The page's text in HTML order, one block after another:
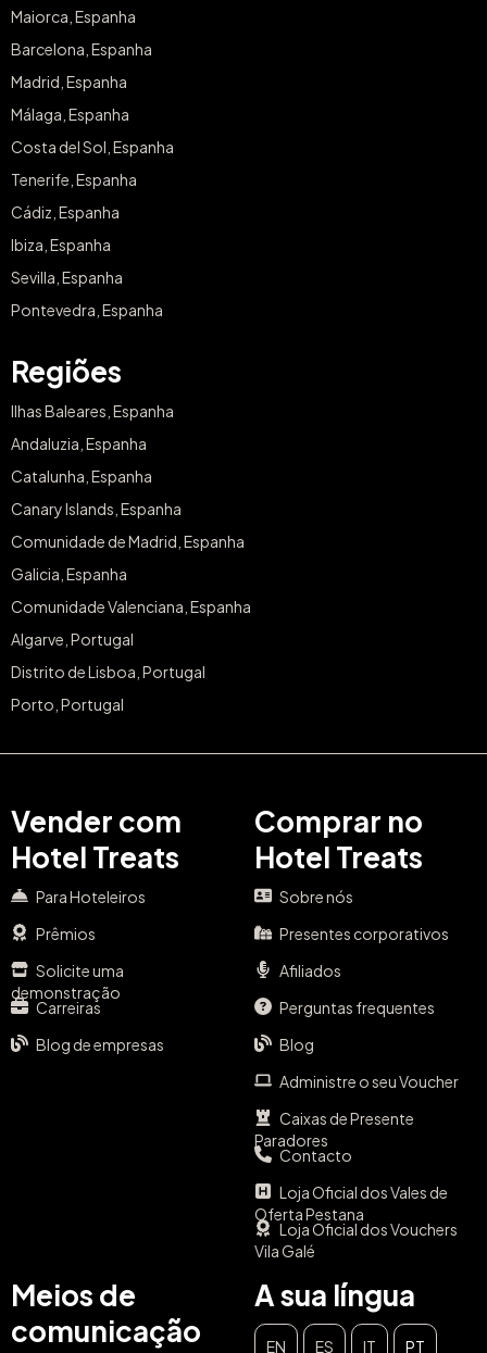
Maiorca, Espanha
Barcelona, Espanha
Madrid, Espanha
Málaga, Espanha
Costa del Sol, Espanha
Tenerife, Espanha
Cádiz, Espanha
Ibiza, Espanha
Sevilla, Espanha
Pontevedra, Espanha
Regiões
Ilhas Baleares, Espanha
Andaluzia, Espanha
Catalunha, Espanha
Canary Islands, Espanha
Comunidade de Madrid, Espanha
Galicia, Espanha
Comunidade Valenciana, Espanha
Algarve, Portugal
Distrito de Lisboa, Portugal
Porto, Portugal
Vender com
Hotel Treats
Para Hoteleiros
Prêmios
Solicite uma
demonstração
Carreiras
Blog de empresas
Comprar no
Hotel Treats
Sobre nós
Presentes corporativos
Afiliados
Perguntas frequentes
Blog
Administre o seu Voucher
Caixas de Presente
Paradores
Contacto
Loja Oficial dos Vales de
Oferta Pestana
Loja Oficial dos Vouchers
Vila Galé
Meios de
comunicação
A sua língua
EN ES IT PT